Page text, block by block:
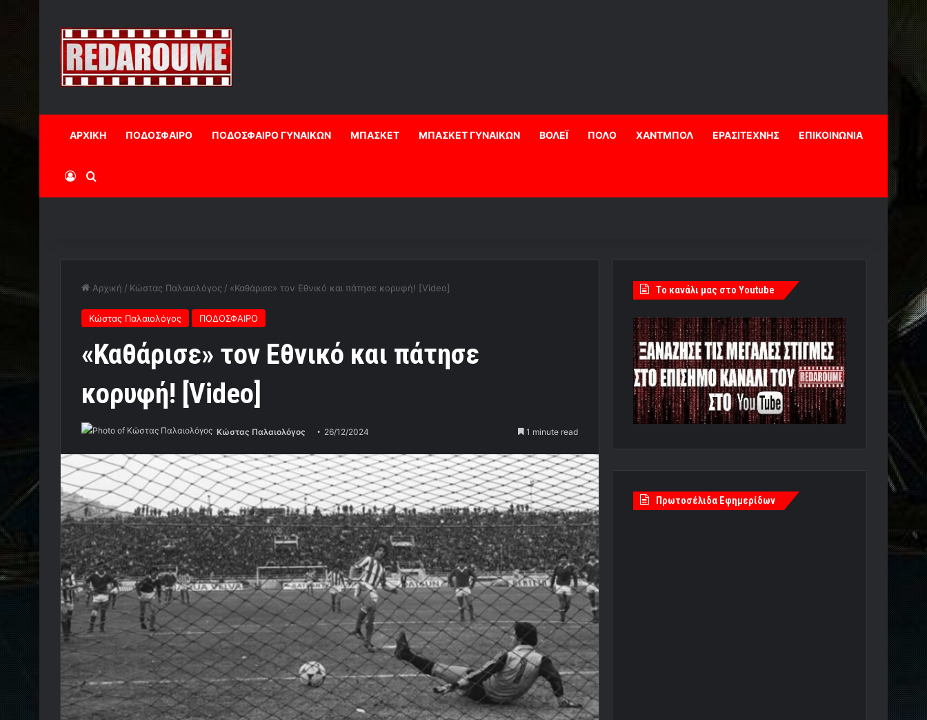
ΑΡΧΙΚΗ ΠΟΔΟΣΦΑΙΡΟ ΠΟΔΟΣΦΑΙΡΟ ΓΥΝΑΙΚΩΝ ΜΠΑΣΚΕΤ ΜΠΑΣΚΕΤ ΓΥΝΑΙΚΩΝ ΒΟΛΕΪ ΠΟΛΟ ΧΑΝΤΜΠΟΛ ΕΡΑΣΙΤΕΧΝΗΣ ΕΠΙΚΟΙΝΩΝΙΑ
Log InΑναζήτηση
Αρχική / Κώστας Παλαιολόγος / «Καθάρισε» τον Εθνικό και πάτησε κορυφή! [Video]
Κώστας Παλαιολόγος ΠΟΔΟΣΦΑΙΡΟ
«Καθάρισε» τον Εθνικό και πάτησε
κορυφή! [Video]
Κώστας Παλαιολόγος 26/12/2024 1 minute read
Tο κανάλι μας στο Youtube
Πρωτοσέλιδα Εφημερίδων